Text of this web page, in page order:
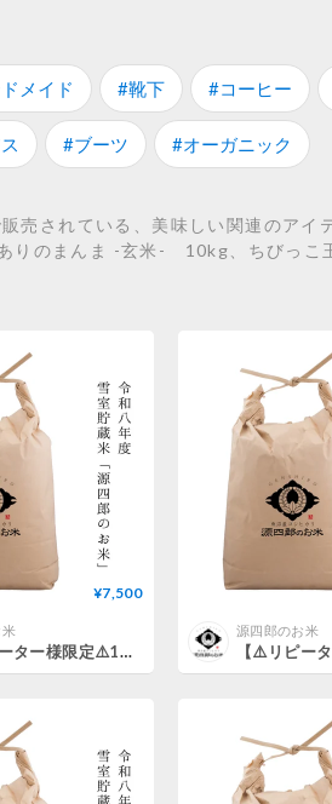
メイド #靴下 #コーヒー
#ブーツ #オーガニック
売されている、美味しい関連のア
のまんま -玄米- 10kg、ちびっこ
¥7,500
【⚠️リピーター様限定⚠️1ヶ月に1回／サブスク】雪室貯蔵米「源四郎のお米」（新米10kg）
源四郎のお米